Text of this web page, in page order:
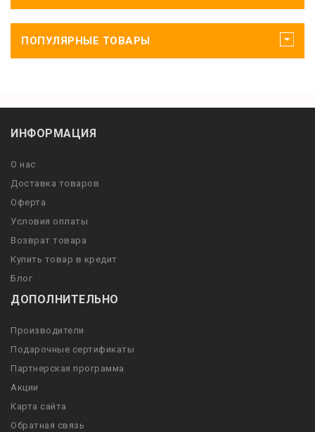
ПОПУЛЯРНЫЕ ТОВАРЫ
ИНФОРМАЦИЯ
О нас
Доставка товаров
Оферта
Условия оплаты
Возврат товара
Купить товар в кредит
Блог
ДОПОЛНИТЕЛЬНО
Производители
Подарочные сертификаты
Партнерская программа
Акции
Карта сайта
Обратная связь